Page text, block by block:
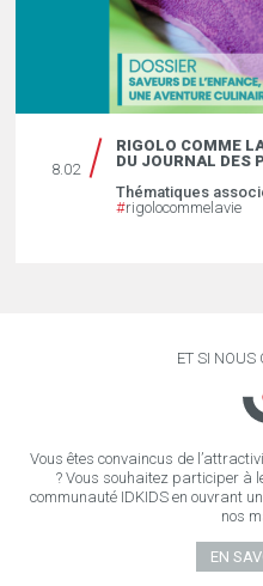
8.02
RIGOLO COMME
DU JOURNAL DES
Thématiques
#rigolocommelavie
ET SI NOUS
Vous êtes convaincus de
? Vous souhaitez participer à
communauté IDKIDS en ouvrant
nos
EN